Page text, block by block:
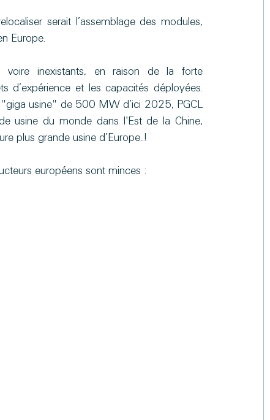
serait l’assemblage des modules,
Europe.
voire inexistants, en raison de la forte
d’expérience et les capacités déployées.
usine" de 500 MW d’ici 2025, PGCL
usine du monde dans l'Est de la Chine,
plus grande usine d’Europe..!
européens sont minces :